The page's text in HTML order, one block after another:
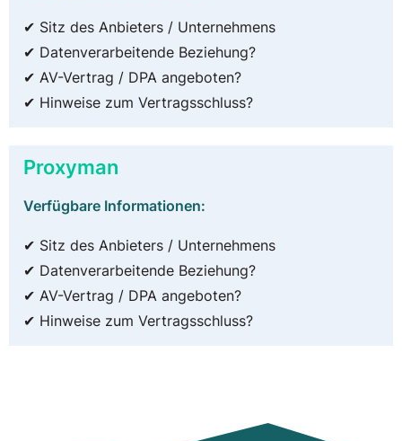
✔ Sitz des Anbieters / Unternehmens
✔ Datenverarbeitende Beziehung?
✔ AV-Vertrag / DPA angeboten?
✔ Hinweise zum Vertragsschluss?
Proxyman
Verfügbare Informationen:
✔ Sitz des Anbieters / Unternehmens
✔ Datenverarbeitende Beziehung?
✔ AV-Vertrag / DPA angeboten?
✔ Hinweise zum Vertragsschluss?